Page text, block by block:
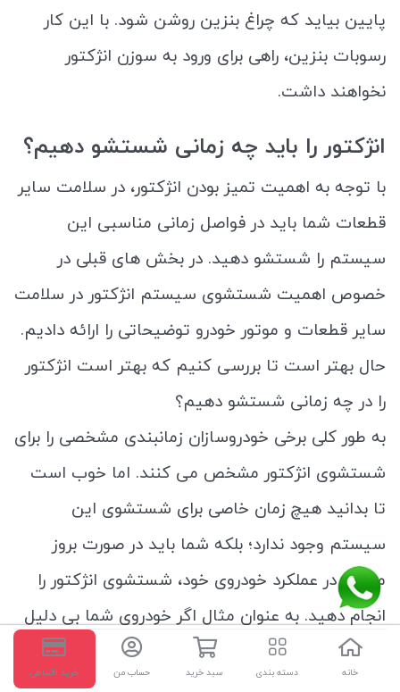
پایین بیاید که چراغ بنزین روشن شود. با این کار
رسوبات بنزین، راهی برای ورود به سوزن انژکتور
نخواهند داشت.
انژکتور را باید چه زمانی شستشو دهیم؟
با توجه به اهمیت تمیز بودن انژکتور، در سلامت سایر
قطعات شما باید در فواصل زمانی مناسبی این
سیستم را شستشو دهید. در بخش های قبلی در
خصوص اهمیت شستشوی سیستم انژکتور در سلامت
سایر قطعات و موتور خودرو توضیحاتی را ارائه دادیم.
حال بهتر است تا بررسی کنیم که بهتر است انژکتور
را در چه زمانی شستشو دهیم؟
به طور کلی برخی خودروسازان زمانبندی مشخصی را برای
شستشوی انژکتور مشخص می کنند. اما خوب است
تا بدانید هیچ زمان خاصی برای شستشوی این
سیستم وجود ندارد؛ بلکه شما باید در صورت بروز
مشکل در عملکرد خودروی خود، شستشوی انژکتور را
انجام دهید. به عنوان مثال اگر خودروی شما بی دلیل
ریپ می زند و یا احساس کردید موتور خودروی شما
خانه دسته بندی سبد خرید حساب من خرید اقساطی